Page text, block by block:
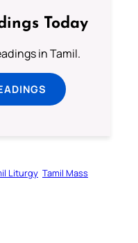
Today
in Tamil.
Liturgy Tamil Mass